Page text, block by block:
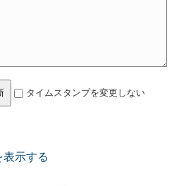
タイムスタンプを変更しない
示する